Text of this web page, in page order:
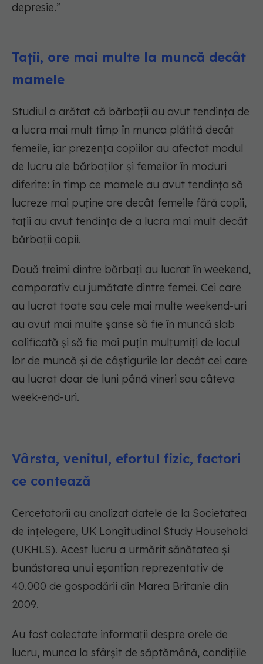
depresie.”
Tații, ore mai multe la muncă decât
mamele
Studiul a arătat că bărbații au avut tendința de
a lucra mai mult timp în munca plătită decât
femeile, iar prezența copiilor au afectat modul
de lucru ale bărbaților și femeilor în moduri
diferite: în timp ce mamele au avut tendința să
lucreze mai puține ore decât femeile fără copii,
tații au avut tendința de a lucra mai mult decât
bărbații copii.
Două treimi dintre bărbați au lucrat în weekend,
comparativ cu jumătate dintre femei. Cei care
au lucrat toate sau cele mai multe weekend-uri
au avut mai multe șanse să fie în muncă slab
calificată și să fie mai puțin mulțumiți de locul
lor de muncă și de câștigurile lor decât cei care
au lucrat doar de luni până vineri sau câteva
week-end-uri.
Vârsta, venitul, efortul fizic, factori
ce contează
Cercetatorii au analizat datele de la Societatea
de ințelegere, UK Longitudinal Study Household
(UKHLS). Acest lucru a urmărit sănătatea și
bunăstarea unui eșantion reprezentativ de
40.000 de gospodării din Marea Britanie din
2009.
Au fost colectate informații despre orele de
lucru, munca la sfârșit de săptămână, condițiile